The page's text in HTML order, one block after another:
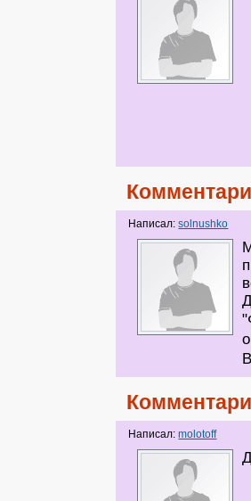
Написал:solnushko
Написал:molotoff